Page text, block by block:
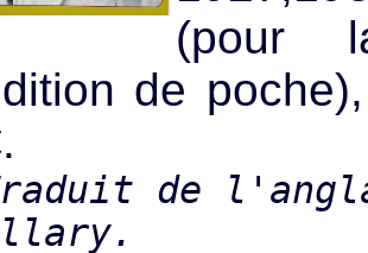
(pour
de
de